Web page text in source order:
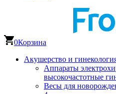
0Корзина
Акушерство и
Аппараты
высокочастотные
Весы для